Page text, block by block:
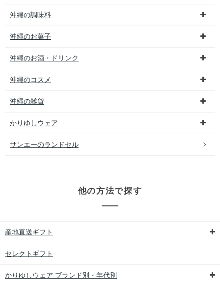
沖縄の調味料
沖縄のお菓子
沖縄のお酒・ドリンク
沖縄のコスメ
沖縄の雑貨
かりゆしウェア
サンエーのランドセル
他の方法で探す
産地直送ギフト
セレクトギフト
かりゆしウェア ブランド別・年代別